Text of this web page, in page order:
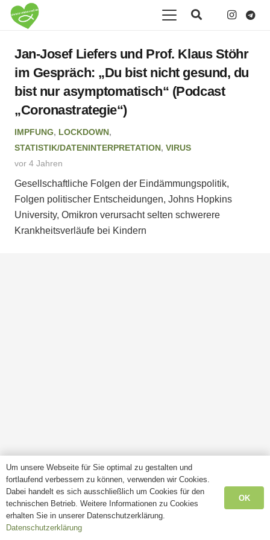
Jan-Josef Liefers und Prof. Klaus Stöhr
im Gespräch: „Du bist nicht gesund, du
bist nur asymptomatisch“ (Podcast
„Coronastrategie“)
IMPFUNG, LOCKDOWN,
STATISTIK/DATENINTERPRETATION, VIRUS
vor 4 Jahren
Gesellschaftliche Folgen der Eindämmungspolitik,
Folgen politischer Entscheidungen, Johns Hopkins
University, Omikron verursacht selten schwerere
Krankheitsverläufe bei Kindern
Um unsere Webseite für Sie optimal zu gestalten und
fortlaufend verbessern zu können, verwenden wir Cookies.
Dabei handelt es sich ausschließlich um Cookies für den
technischen Betrieb. Weitere Informationen zu Cookies
erhalten Sie in unserer Datenschutzerklärung.
Datenschutzerklärung
OK